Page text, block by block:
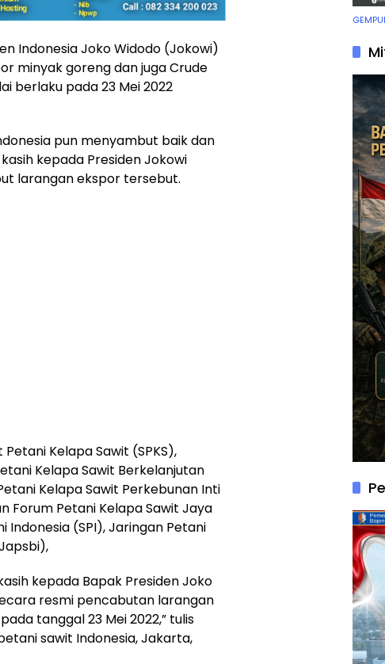
Indonesia Joko Widodo (Jokowi)
minyak goreng dan juga Crude
berlaku pada 23 Mei 2022
pun menyambut baik dan
kepada Presiden Jokowi
larangan ekspor tersebut.
Kelapa Sawit (SPKS),
Kelapa Sawit Berkelanjutan
Kelapa Sawit Perkebunan Inti
Forum Petani Kelapa Sawit Jaya
Indonesia (SPI), Jaringan Petani
kepada Bapak Presiden Joko
resmi pencabutan larangan
tanggal 23 Mei 2022,” tulis
sawit Indonesia, Jakarta,